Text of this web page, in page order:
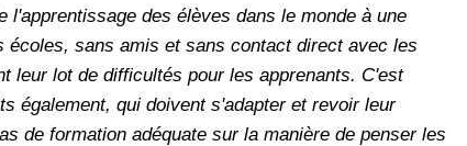
des élèves dans le monde à une
écoles, sans amis et sans contact direct avec les
leur lot de difficultés pour les apprenants. C'est
également, qui doivent s'adapter et revoir leur
de formation adéquate sur la manière de penser les